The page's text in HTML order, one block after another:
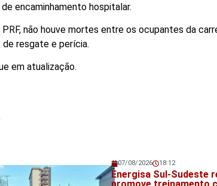
encaminhamento hospitalar.
não houve mortes entre os ocupantes da
de resgate e perícia.
em atualização.
Veja também!
07/08/2026 18:12
Energisa Sul-Sudeste